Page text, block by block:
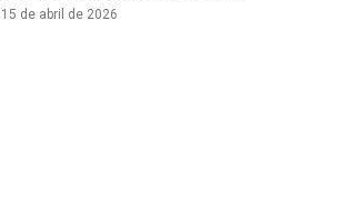
15 de abril de 2026